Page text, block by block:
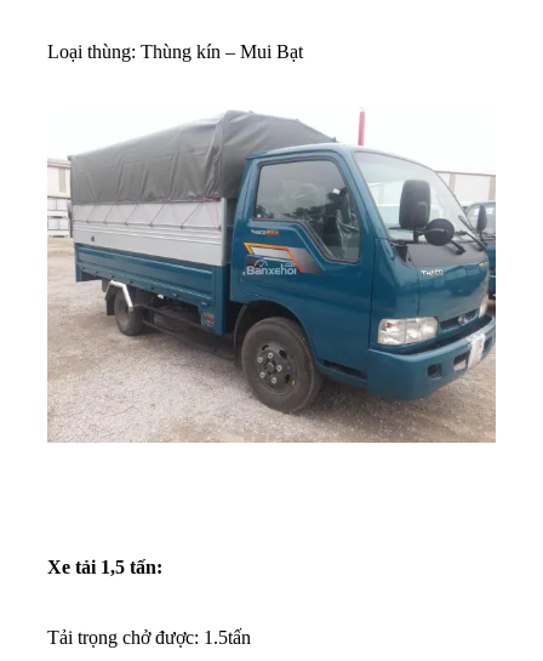
Loại thùng: Thùng kín – Mui Bạt
Xe tải 1,5 tấn:
Tải trọng chở được: 1.5tấn